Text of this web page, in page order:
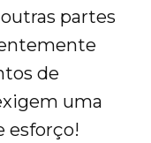
partes
de
uma
esforço!